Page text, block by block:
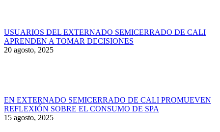
USUARIOS DEL EXTERNADO SEMICERRADO DE CALI
APRENDEN A TOMAR DECISIONES
20 agosto, 2025
EN EXTERNADO SEMICERRADO DE CALI PROMUEVEN
REFLEXIÓN SOBRE EL CONSUMO DE SPA
15 agosto, 2025